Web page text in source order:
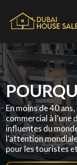
En moins de 40
commercial à l'une
influentes du
l'attention
pour les touristes